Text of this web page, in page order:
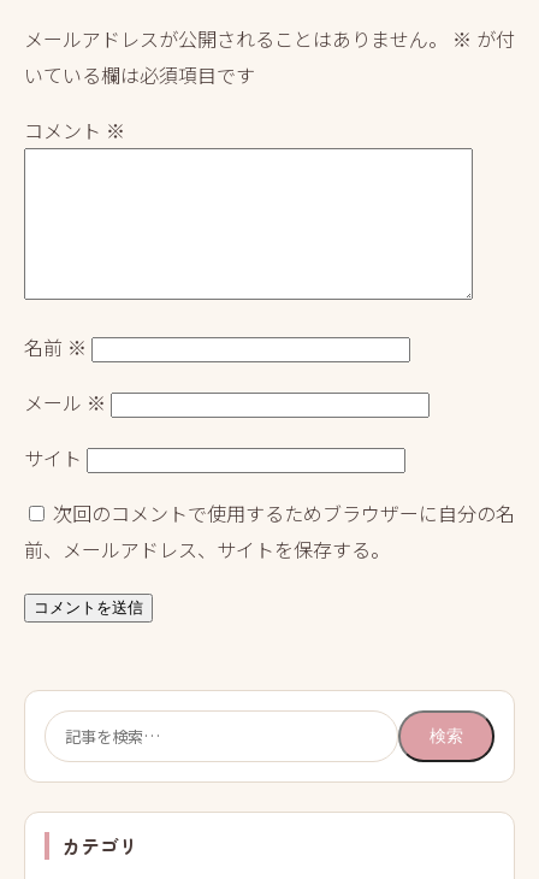
ン
メールアドレスが公開されることはありません。 ※ が付
いている欄は必須項目です
コメント ※
名前 ※
メール ※
サイト
次回のコメントで使用するためブラウザーに自分の名
前、メールアドレス、サイトを保存する。
検
索:
検索
カテゴリ